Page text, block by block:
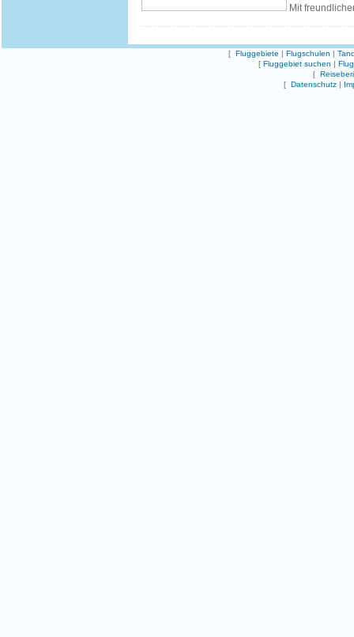
Mit
[ Fluggebiete | Flugschulen |
[ Fluggebiet suchen |
[
[ Datenschutz |